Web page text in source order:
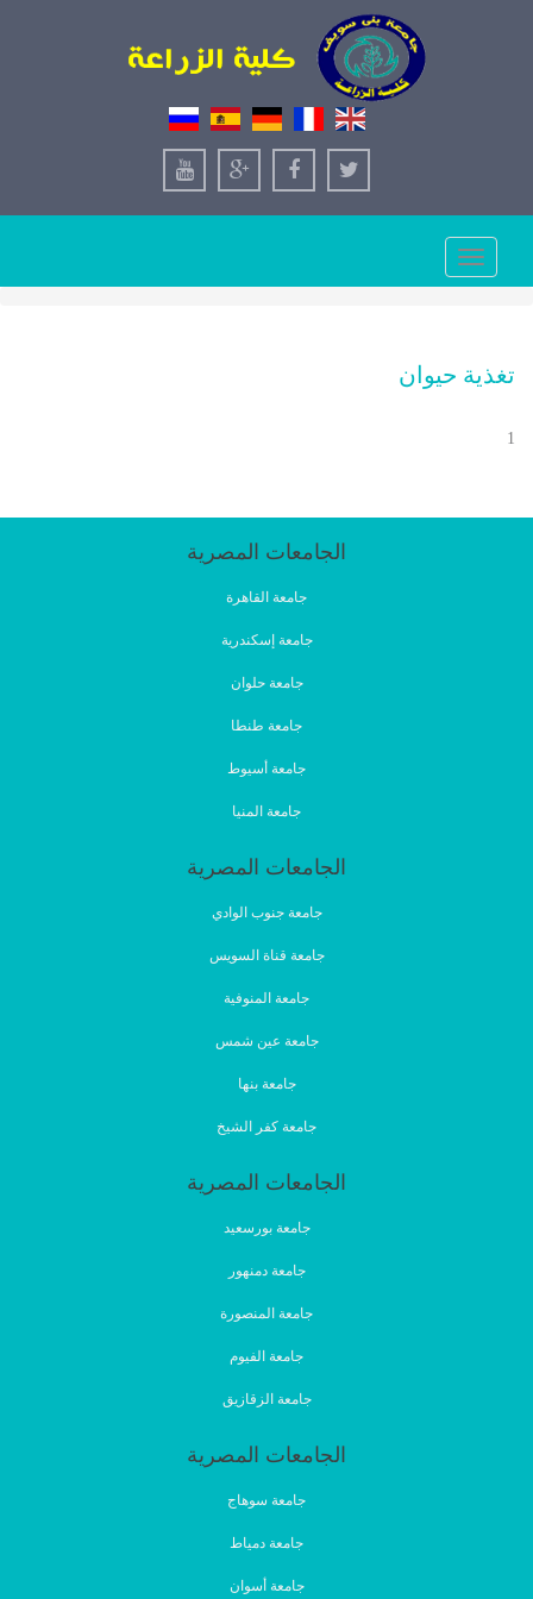
Toggle
navigation
تغذية حيوان
1
الجامعات المصرية
جامعة القاهرة
جامعة إسكندرية
جامعة حلوان
جامعة طنطا
جامعة أسيوط
جامعة المنيا
الجامعات المصرية
جامعة جنوب الوادي
جامعة قناة السويس
جامعة المنوفية
جامعة عين شمس
جامعة بنها
جامعة كفر الشيخ
الجامعات المصرية
جامعة بورسعيد
جامعة دمنهور
جامعة المنصورة
جامعة الفيوم
جامعة الزقازيق
الجامعات المصرية
جامعة سوهاج
جامعة دمياط
جامعة أسوان